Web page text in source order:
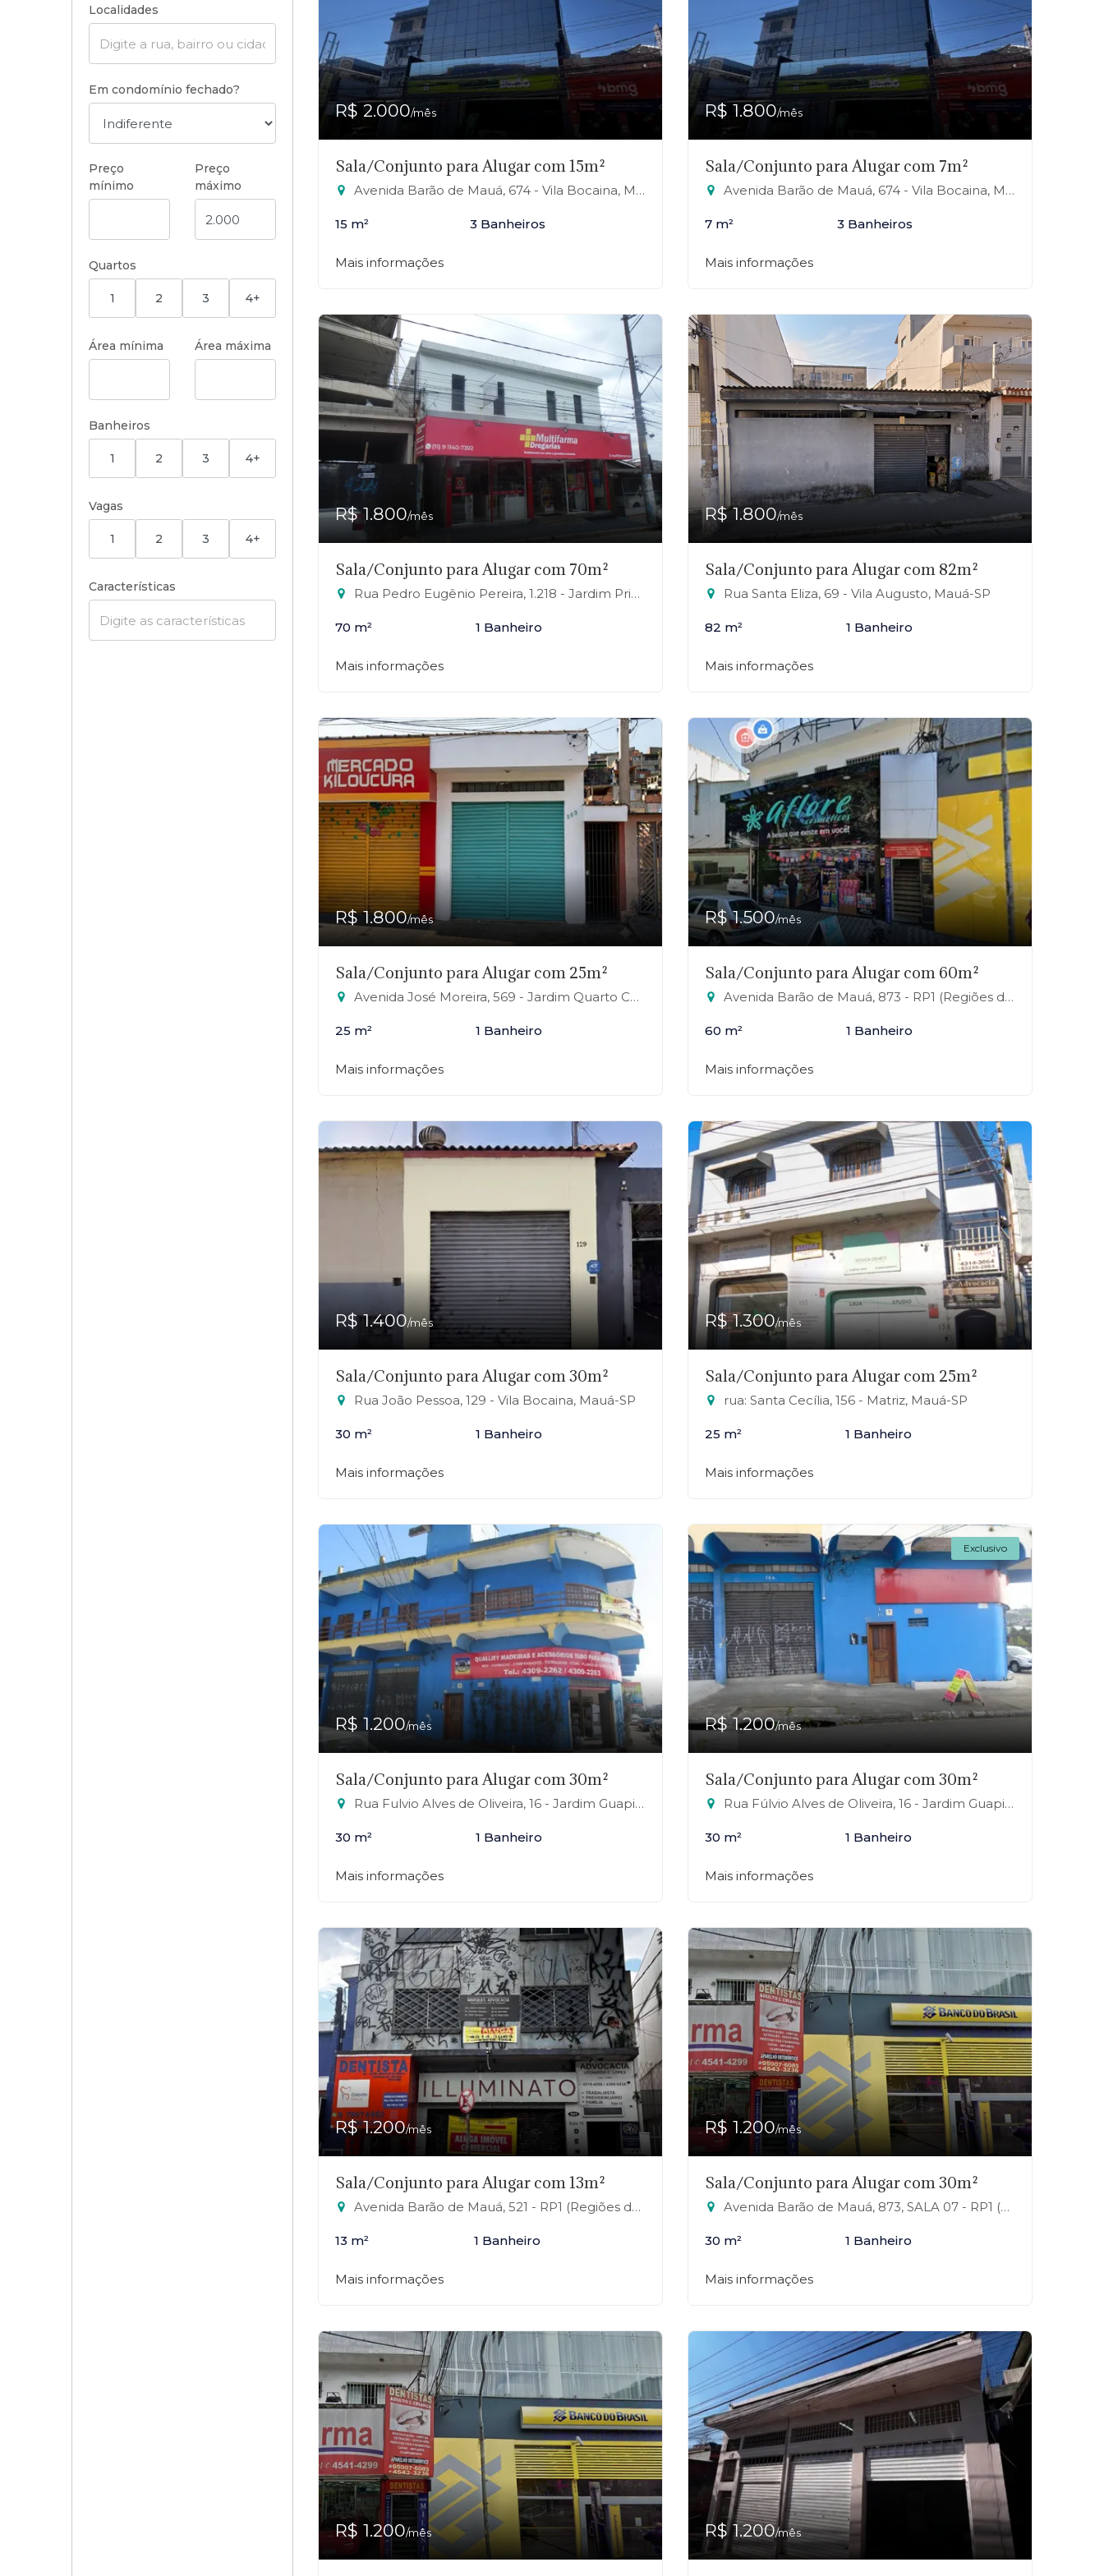
Localidades
Em condomínio fechado?
Preço
mínimo
Preço
máximo
Quartos
1 2 3 4+
Área mínima Área máxima
Banheiros
1 2 3 4+
Vagas
1 2 3 4+
Características
R$ 2.000/mês
Sala/Conjunto para Alugar com 15m²
Avenida Barão de Mauá, 674 - Vila Bocaina, Mauá-SP
15 m² 3 Banheiros
Mais informações
R$ 1.800/mês
Sala/Conjunto para Alugar com 7m²
Avenida Barão de Mauá, 674 - Vila Bocaina, Mauá-SP
7 m² 3 Banheiros
Mais informações
R$ 1.800/mês
Sala/Conjunto para Alugar com 70m²
Rua Pedro Eugênio Pereira, 1.218 - Jardim Primavera, Mauá-SP
70 m² 1 Banheiro
Mais informações
R$ 1.800/mês
Sala/Conjunto para Alugar com 82m²
Rua Santa Eliza, 69 - Vila Augusto, Mauá-SP
82 m² 1 Banheiro
Mais informações
R$ 1.800/mês
Sala/Conjunto para Alugar com 25m²
Avenida José Moreira, 569 - Jardim Quarto Centenário, Mauá-SP
25 m² 1 Banheiro
Mais informações
R$ 1.500/mês
Sala/Conjunto para Alugar com 60m²
Avenida Barão de Mauá, 873 - RP1 (Regiões de Planejamento), Mauá-SP
60 m² 1 Banheiro
Mais informações
R$ 1.400/mês
Sala/Conjunto para Alugar com 30m²
Rua João Pessoa, 129 - Vila Bocaina, Mauá-SP
30 m² 1 Banheiro
Mais informações
R$ 1.300/mês
Sala/Conjunto para Alugar com 25m²
rua: Santa Cecília, 156 - Matriz, Mauá-SP
25 m² 1 Banheiro
Mais informações
R$ 1.200/mês
Sala/Conjunto para Alugar com 30m²
Rua Fulvio Alves de Oliveira, 16 - Jardim Guapituba, Mauá-SP
30 m² 1 Banheiro
Mais informações
Exclusivo
R$ 1.200/mês
Sala/Conjunto para Alugar com 30m²
Rua Fúlvio Alves de Oliveira, 16 - Jardim Guapituba, Mauá-SP
30 m² 1 Banheiro
Mais informações
R$ 1.200/mês
Sala/Conjunto para Alugar com 13m²
Avenida Barão de Mauá, 521 - RP1 (Regiões de Planejamento), Mauá-SP
13 m² 1 Banheiro
Mais informações
R$ 1.200/mês
Sala/Conjunto para Alugar com 30m²
Avenida Barão de Mauá, 873, SALA 07 - RP1 (Regiões de Planejamento), Mauá-SP
30 m² 1 Banheiro
Mais informações
R$ 1.200/mês R$ 1.200/mês